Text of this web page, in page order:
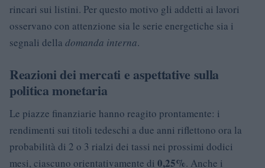
rincari sui listini. Per questo motivo gli addetti ai lavori
osservano con attenzione sia le serie energetiche sia i
segnali della domanda interna.
Reazioni dei mercati e aspettative sulla
politica monetaria
Le piazze finanziarie hanno reagito prontamente: i
rendimenti sui titoli tedeschi a due anni riflettono ora la
probabilità di 2 o 3 rialzi dei tassi nei prossimi dodici
mesi, ciascuno orientativamente di 0,25%. Anche i